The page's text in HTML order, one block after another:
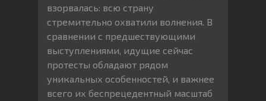
взорвалась: всю страну
стремительно охватили волнения. В
сравнении с предшествующими
выступлениями, идущие сейчас
протесты обладают рядом
уникальных особенностей, и важнее
всего их беспрецедентный масштаб